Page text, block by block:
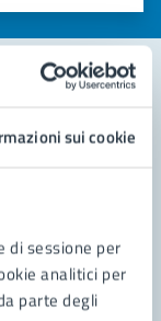
sui cookie
di sessione per
analitici per
parte degli